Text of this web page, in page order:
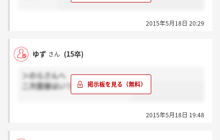
2015年5月18日 20:29
ゆず さん (15卒)
＞のらさんへ
二次面接はいつ受けましたか？？
2015年5月18日 19:48